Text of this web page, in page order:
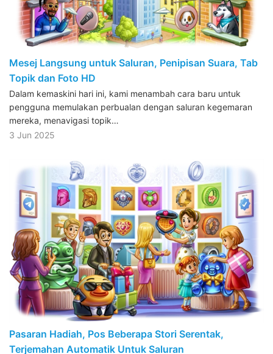
Mesej Langsung untuk Saluran, Penipisan Suara, Tab
Topik dan Foto HD
Dalam kemaskini hari ini, kami menambah cara baru untuk
pengguna memulakan perbualan dengan saluran kegemaran
mereka, menavigasi topik…
3 Jun 2025
Pasaran Hadiah, Pos Beberapa Stori Serentak,
Terjemahan Automatik Untuk Saluran